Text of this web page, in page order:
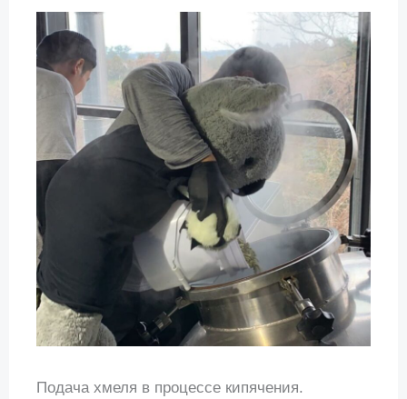
Подача хмеля в процессе кипячения.